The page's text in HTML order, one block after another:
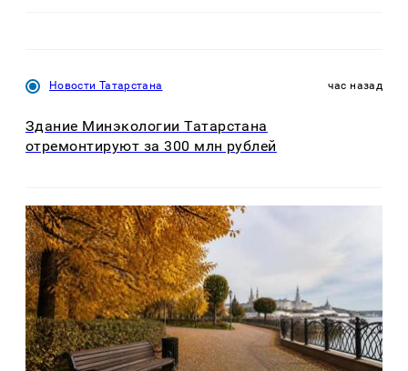
Новости Татарстана час назад
Здание Минэкологии Татарстана
отремонтируют за 300 млн рублей